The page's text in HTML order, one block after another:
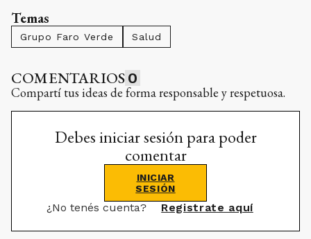
Temas
Grupo Faro Verde Salud
COMENTARIOS 0
Compartí tus ideas de forma responsable y respetuosa.
Debes iniciar sesión para poder
comentar
INICIAR
SESIÓN
¿No tenés cuenta? Registrate aquí